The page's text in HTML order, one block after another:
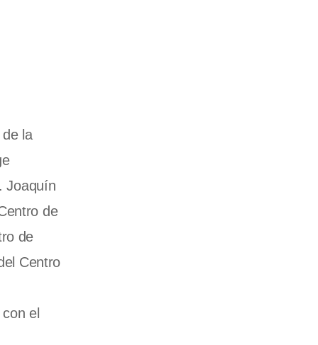
la
Joaquín
de
de
Centro
el